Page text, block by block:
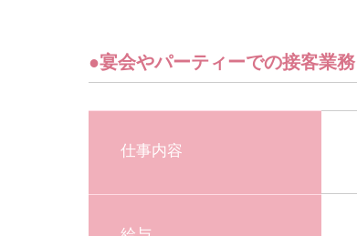
●宴会やパーティーでの接客業務
仕事内容